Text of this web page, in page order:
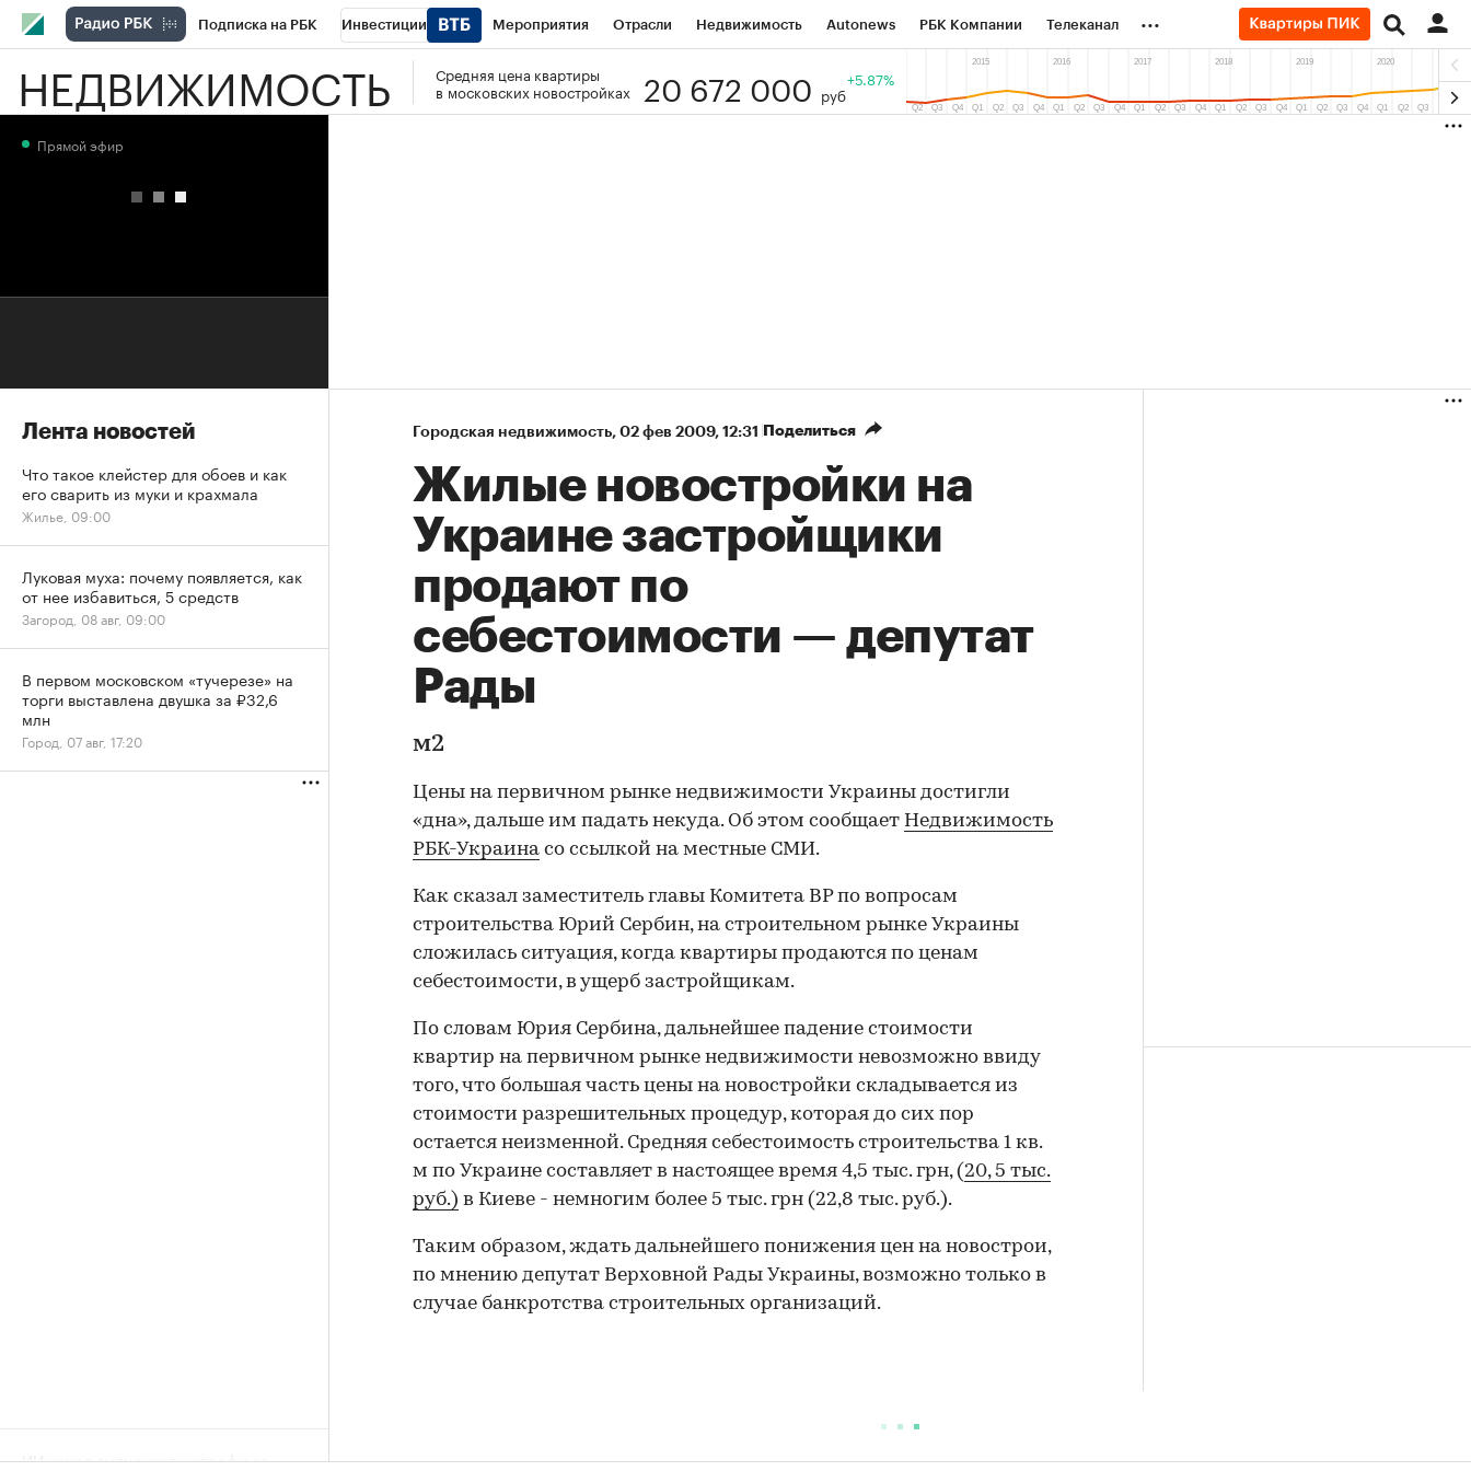
Подписка на РБК Инвестиции Мероприятия Отрасли Недвижимость Autonews РБК Компании Телеканал
РБК Вино Спорт Школа управления РБК РБК Образование Тренды
...
НЕДВИЖИМОСТЬ
Средняя цена квартиры
в московских новостройках
20 672 000 руб
+5.87%
Городская недвижимость⁠, 02 фев 2009, 12:31 Поделиться
Жилые новостройки на
Украине застройщики
продают по
себестоимости — депутат
Рады
м2
Цены на первичном рынке недвижимости Украины достигли
«дна», дальше им падать некуда. Об этом сообщает Недвижимость
РБК-Украина со ссылкой на местные СМИ.
Как сказал заместитель главы Комитета ВР по вопросам
строительства Юрий Сербин, на строительном рынке Украины
сложилась ситуация, когда квартиры продаются по ценам
себестоимости, в ущерб застройщикам.
По словам Юрия Сербина, дальнейшее падение стоимости
квартир на первичном рынке недвижимости невозможно ввиду
того, что большая часть цены на новостройки складывается из
стоимости разрешительных процедур, которая до сих пор
остается неизменной. Средняя себестоимость строительства 1 кв.
м по Украине составляет в настоящее время 4,5 тыс. грн, (20, 5 тыс.
руб.) в Киеве - немногим более 5 тыс. грн (22,8 тыс. руб.).
Таким образом, ждать дальнейшего понижения цен на новострои,
по мнению депутат Верховной Рады Украины, возможно только в
случае банкротства строительных организаций.
Прямой эфир
Лента новостей
Что такое клейстер для обоев и как
его сварить из муки и крахмала
Жилье, 09:00
Луковая муха: почему появляется, как
от нее избавиться, 5 средств
Загород, 08 авг, 09:00
В первом московском «тучерезе» на
торги выставлена двушка за ₽32,6
млн
Город, 07 авг, 17:20
ИИ начал выписывать штрафы за